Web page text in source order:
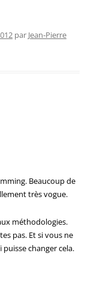
par Jean-Pierre
Beaucoup de
très vogue.
méthodologies.
pas. Et si vous ne
puisse changer cela.